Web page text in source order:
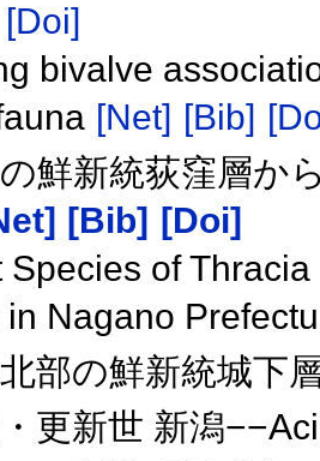
[Doi]
bivalve
[Net] [Bib]
鮮新統荻窪層か
[Bib]
[Doi]
Species of
in Nagano
部の鮮新統城下
更新世 新潟